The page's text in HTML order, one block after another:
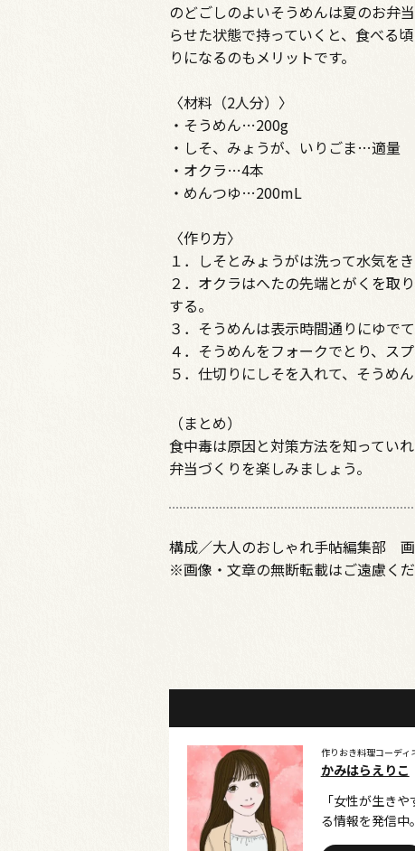
のどごしのよいそうめんは夏のお弁
らせた状態で持っていくと、食べる
りになるのもメリットです。
〈材料（2人分）〉
・そうめん…200g
・しそ、みょうが、いりごま…適量
・オクラ…4本
・めんつゆ…200mL
〈作り方〉
１．しそとみょうがは洗って水気を
２．オクラはへたの先端とがくを取
する。
３．そうめんは表示時間通りにゆで
４．そうめんをフォークでとり、ス
５．仕切りにしそを入れて、そうめ
（まとめ）
食中毒は原因と対策方法を知ってい
弁当づくりを楽しみましょう。
構成／大人のおしゃれ手帖編集部
※画像・文章の無断転載はご遠慮く
作りおき料理コーディ
かみはらえりこ
「女性が生き
る情報を発信中。